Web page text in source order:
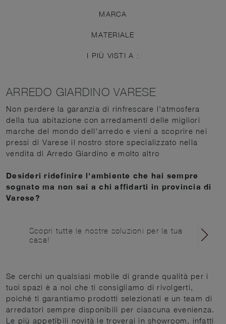
MARCA
MATERIALE
I PIÙ VISTI A :
ARREDO GIARDINO VARESE
Non perdere la garanzia di rinfrescare l'atmosfera
della tua abitazione con arredamenti delle migliori
marche del mondo dell'arredo e vieni a scoprire nei
pressi di Varese il nostro store specializzato nella
vendita di Arredo Giardino e molto altro
Desideri ridefinire l'ambiente che hai sempre
sognato ma non sai a chi affidarti in provincia di
Varese?
Scopri tutte le nostre soluzioni per la tua
casa!
Se cerchi un qualsiasi mobile di grande qualità per i
tuoi spazi è a noi che ti consigliamo di rivolgerti,
poiché ti garantiamo prodotti selezionati e un team di
arredatori sempre disponibili per ciascuna evenienza.
Le più appetibili novità le troverai in showroom, infatti